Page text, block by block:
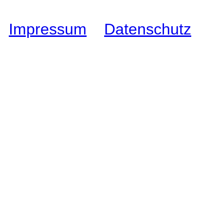
Impressum Datenschutz